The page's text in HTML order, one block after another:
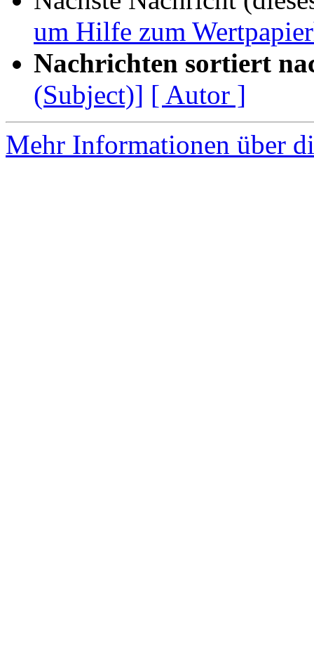
um Hilfe zum
Nachrichten sortiert
(Subject)] [ Autor ]
Mehr Informationen über